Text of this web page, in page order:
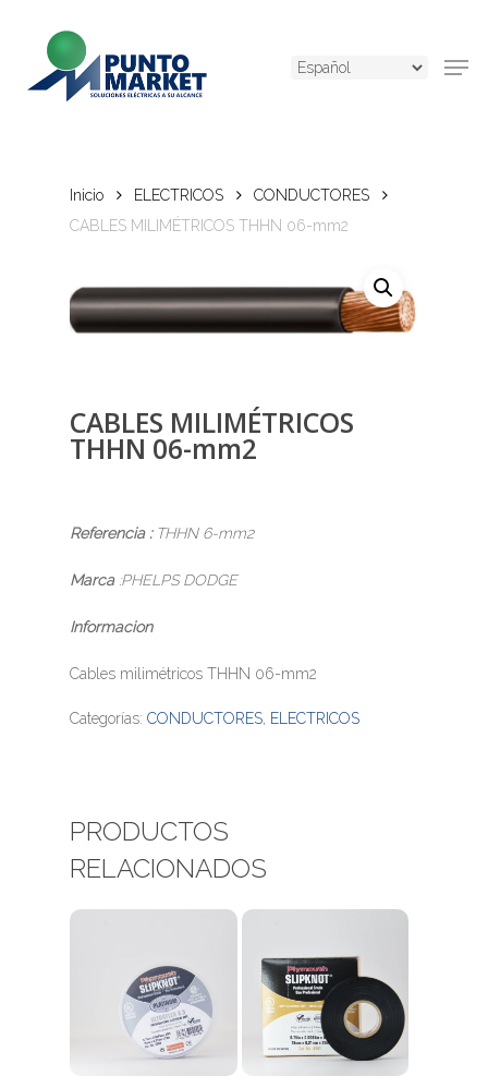
content
Inicio ELECTRICOS
CONDUCTORES
CABLES MILIMÉTRICOS THHN 06-mm2
CABLES MILIMÉTRICOS
THHN 06-mm2
Referencia : THHN 6-mm2
Marca:PHELPS DODGE
Informacion
Cables milimétricos THHN 06-mm2
Categorías: CONDUCTORES ELECTRICOS
PRODUCTOS
RELACIONADOS